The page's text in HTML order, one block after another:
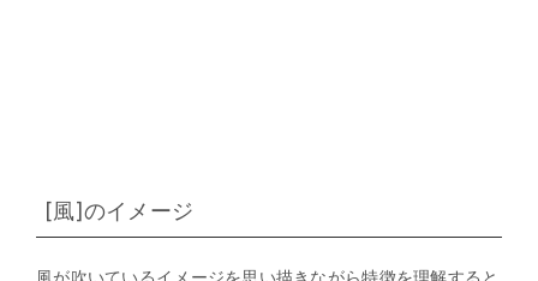
[風]のイメージ
風が吹いているイメージを思い描きながら特徴を理解すると